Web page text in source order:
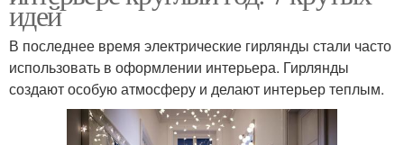
идей
В последнее время электрические гирлянды стали часто
использовать в оформлении интерьера. Гирлянды
создают особую атмосферу и делают интерьер теплым.